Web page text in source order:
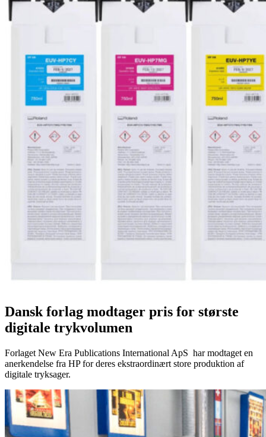
Dansk forlag modtager pris for største
digitale trykvolumen
Forlaget New Era Publications International ApS har modtaget en
anerkendelse fra HP for deres ekstraordinært store produktion af
digitale tryksager.